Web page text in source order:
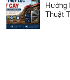
Hướng
Thuật